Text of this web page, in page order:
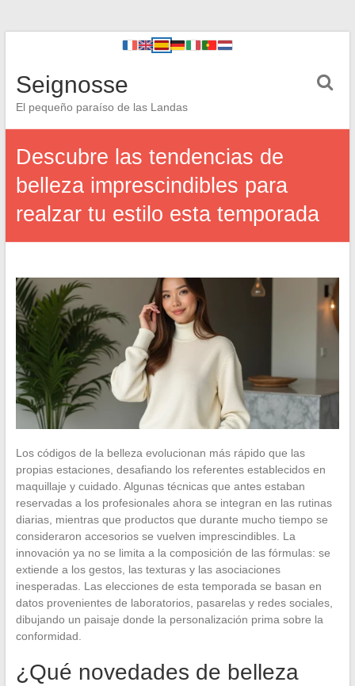
Seignosse
El pequeño paraíso de las Landas
Descubre las tendencias de
belleza imprescindibles para
realzar tu estilo esta temporada
Los códigos de la belleza evolucionan más rápido que las
propias estaciones, desafiando los referentes establecidos en
maquillaje y cuidado. Algunas técnicas que antes estaban
reservadas a los profesionales ahora se integran en las rutinas
diarias, mientras que productos que durante mucho tiempo se
consideraron accesorios se vuelven imprescindibles. La
innovación ya no se limita a la composición de las fórmulas: se
extiende a los gestos, las texturas y las asociaciones
inesperadas. Las elecciones de esta temporada se basan en
datos provenientes de laboratorios, pasarelas y redes sociales,
dibujando un paisaje donde la personalización prima sobre la
conformidad.
¿Qué novedades de belleza